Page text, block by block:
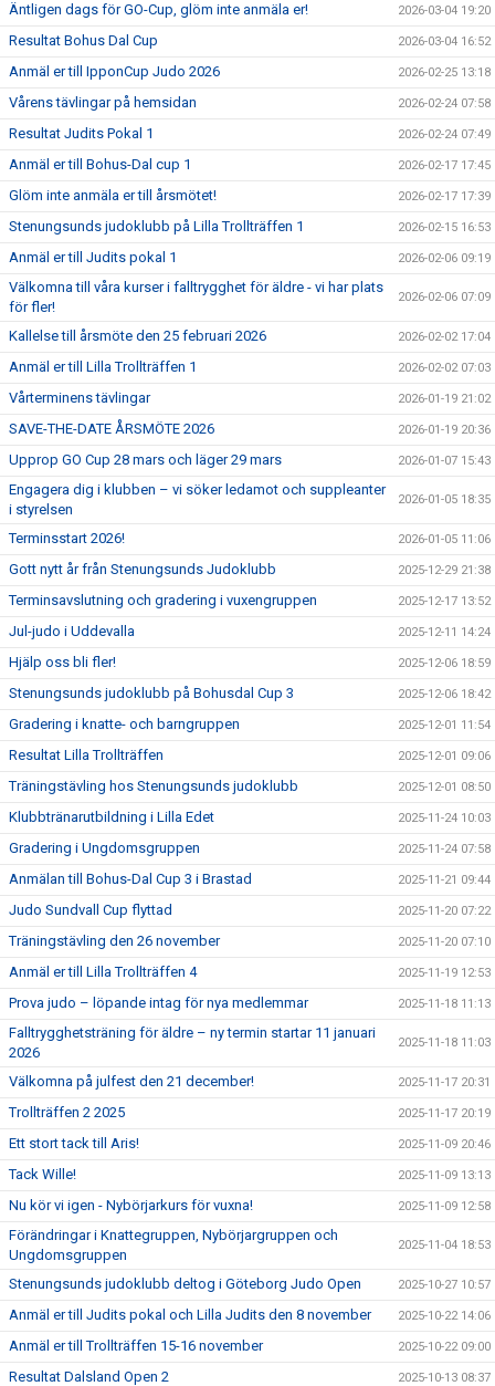
Äntligen dags för GO-Cup, glöm inte anmäla er! 2026-03-04 19:20
Resultat Bohus Dal Cup 2026-03-04 16:52
Anmäl er till IpponCup Judo 2026 2026-02-25 13:18
Vårens tävlingar på hemsidan 2026-02-24 07:58
Resultat Judits Pokal 1 2026-02-24 07:49
Anmäl er till Bohus-Dal cup 1 2026-02-17 17:45
Glöm inte anmäla er till årsmötet! 2026-02-17 17:39
Stenungsunds judoklubb på Lilla Trollträffen 1 2026-02-15 16:53
Anmäl er till Judits pokal 1 2026-02-06 09:19
Välkomna till våra kurser i falltrygghet för äldre - vi har plats
för fler!
2026-02-06 07:09
Kallelse till årsmöte den 25 februari 2026 2026-02-02 17:04
Anmäl er till Lilla Trollträffen 1 2026-02-02 07:03
Vårterminens tävlingar 2026-01-19 21:02
SAVE-THE-DATE ÅRSMÖTE 2026 2026-01-19 20:36
Upprop GO Cup 28 mars och läger 29 mars 2026-01-07 15:43
Engagera dig i klubben – vi söker ledamot och suppleanter
i styrelsen
2026-01-05 18:35
Terminsstart 2026! 2026-01-05 11:06
Gott nytt år från Stenungsunds Judoklubb 2025-12-29 21:38
Terminsavslutning och gradering i vuxengruppen 2025-12-17 13:52
Jul-judo i Uddevalla 2025-12-11 14:24
Hjälp oss bli fler! 2025-12-06 18:59
Stenungsunds judoklubb på Bohusdal Cup 3 2025-12-06 18:42
Gradering i knatte- och barngruppen 2025-12-01 11:54
Resultat Lilla Trollträffen 2025-12-01 09:06
Träningstävling hos Stenungsunds judoklubb 2025-12-01 08:50
Klubbtränarutbildning i Lilla Edet 2025-11-24 10:03
Gradering i Ungdomsgruppen 2025-11-24 07:58
Anmälan till Bohus-Dal Cup 3 i Brastad 2025-11-21 09:44
Judo Sundvall Cup flyttad 2025-11-20 07:22
Träningstävling den 26 november 2025-11-20 07:10
Anmäl er till Lilla Trollträffen 4 2025-11-19 12:53
Prova judo – löpande intag för nya medlemmar 2025-11-18 11:13
Falltrygghetsträning för äldre – ny termin startar 11 januari
2026
2025-11-18 11:03
Välkomna på julfest den 21 december! 2025-11-17 20:31
Trollträffen 2 2025 2025-11-17 20:19
Ett stort tack till Aris! 2025-11-09 20:46
Tack Wille! 2025-11-09 13:13
Nu kör vi igen - Nybörjarkurs för vuxna! 2025-11-09 12:58
Förändringar i Knattegruppen, Nybörjargruppen och
Ungdomsgruppen
2025-11-04 18:53
Stenungsunds judoklubb deltog i Göteborg Judo Open 2025-10-27 10:57
Anmäl er till Judits pokal och Lilla Judits den 8 november 2025-10-22 14:06
Anmäl er till Trollträffen 15-16 november 2025-10-22 09:00
Resultat Dalsland Open 2 2025-10-13 08:37